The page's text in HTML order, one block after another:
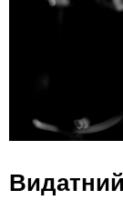
Видатний